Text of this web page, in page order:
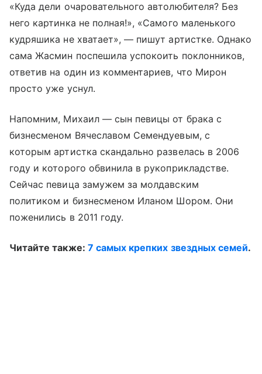
«Куда дели очаровательного автолюбителя? Без
него картинка не полная!», «Самого маленького
кудряшика не хватает», — пишут артистке. Однако
сама Жасмин поспешила успокоить поклонников,
ответив на один из комментариев, что Мирон
просто уже уснул.
Напомним, Михаил — сын певицы от брака с
бизнесменом Вячеславом Семендуевым, с
которым артистка скандально развелась в 2006
году и которого обвинила в рукоприкладстве.
Сейчас певица замужем за молдавским
политиком и бизнесменом Иланом Шором. Они
поженились в 2011 году.
Читайте также: 7 cамых крепких звездных семей.